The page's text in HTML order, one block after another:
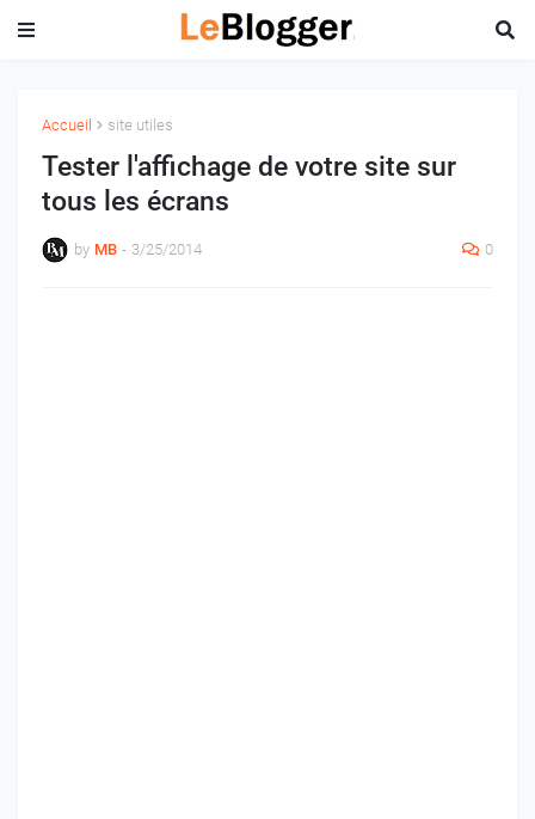
Accueil site utiles
Tester l'affichage de votre site sur
tous les écrans
by MB - 3/25/2014 0